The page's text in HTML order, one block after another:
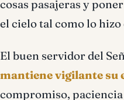
cosas pasajeras y
el cielo tal como lo hizo
El buen servidor del
mantiene vigilante su
compromiso,